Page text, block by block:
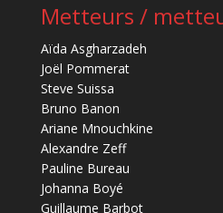
Metteurs /
Aïda Asgharzadeh
Joël Pommerat
Steve Suissa
Bruno Banon
Ariane Mnouchkine
Alexandre Zeff
Pauline Bureau
Johanna Boyé
Guillaume Barbot